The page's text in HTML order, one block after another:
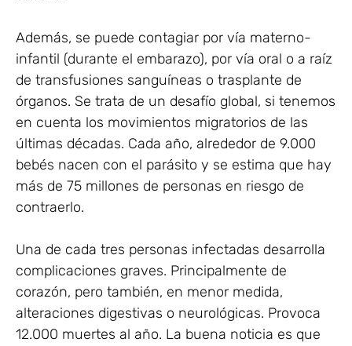
Además, se puede contagiar por vía materno-
infantil (durante el embarazo), por vía oral o a raíz
de transfusiones sanguíneas o trasplante de
órganos. Se trata de un desafío global, si tenemos
en cuenta los movimientos migratorios de las
últimas décadas. Cada año, alrededor de 9.000
bebés nacen con el parásito y se estima que hay
más de 75 millones de personas en riesgo de
contraerlo.
Una de cada tres personas infectadas desarrolla
complicaciones graves. Principalmente de
corazón, pero también, en menor medida,
alteraciones digestivas o neurológicas. Provoca
12.000 muertes al año. La buena noticia es que